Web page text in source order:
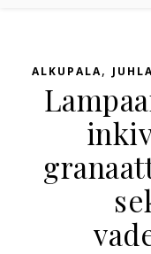
ALKUPALA,